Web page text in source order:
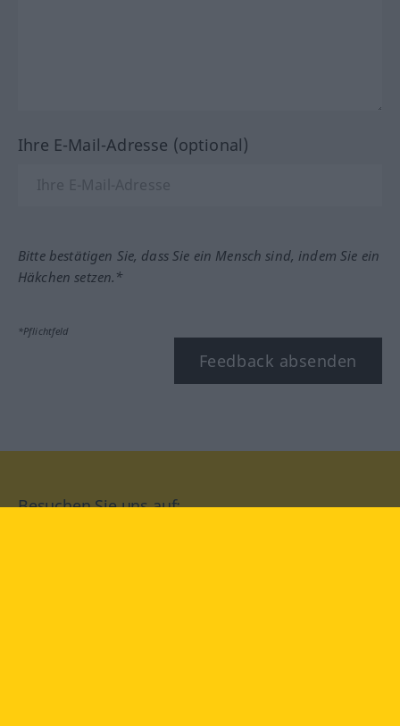
Ihre E-Mail-Adresse (optional)
Bitte bestätigen Sie, dass Sie ein Mensch sind, indem Sie ein
Häkchen setzen.*
*Pflichtfeld
Feedback absenden
Besuchen Sie uns auf: